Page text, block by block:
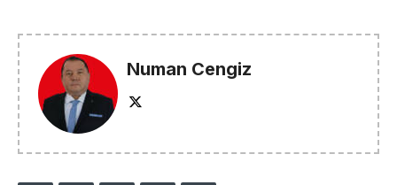
Numan Cengiz